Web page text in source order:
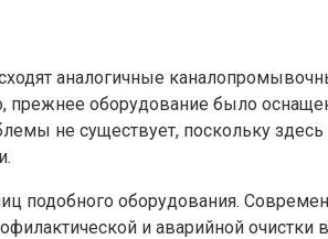
аналогичные
оборудование было
не существует, поскольку
подобного оборудования.
и аварийной очистки